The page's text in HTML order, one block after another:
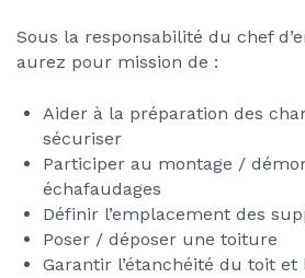
Sous la responsabilité du chef
aurez pour mission de :
Aider à la préparation des
sécuriser
Participer au montage /
échafaudages
Définir l’emplacement des
Poser / déposer une toiture
Garantir l’étanchéité du toit